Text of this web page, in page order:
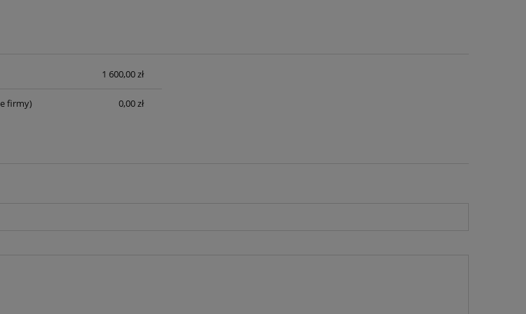
zawiera ewentualnych kosztów
1 600,00 zł
firmy) 0,00 zł